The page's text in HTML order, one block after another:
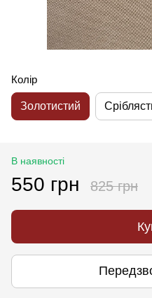
Колір
Золотистий
В наявності
550 грн 825 грн